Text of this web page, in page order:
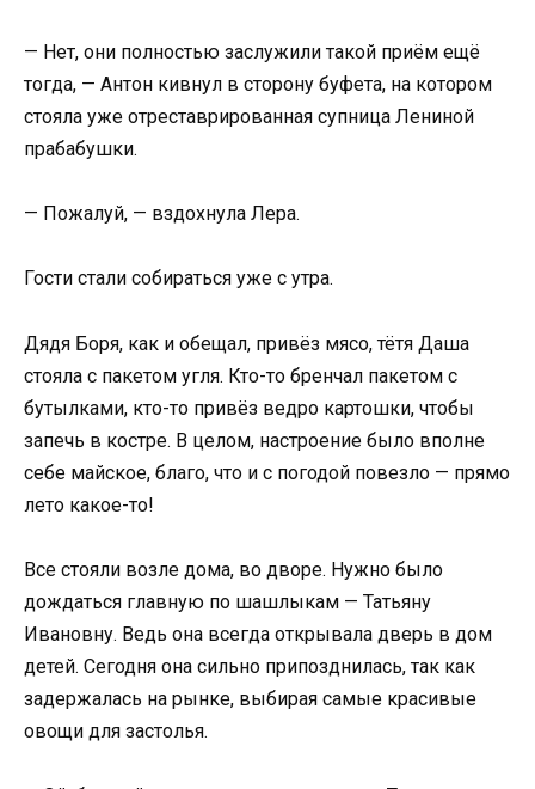
— Нет, они полностью заслужили такой приём ещё
тогда, — Антон кивнул в сторону буфета, на котором
стояла уже отреставрированная супница Лениной
прабабушки.
— Пожалуй, — вздохнула Лера.
Гости стали собираться уже с утра.
Дядя Боря, как и обещал, привёз мясо, тётя Даша
стояла с пакетом угля. Кто-то бренчал пакетом с
бутылками, кто-то привёз ведро картошки, чтобы
запечь в костре. В целом, настроение было вполне
себе майское, благо, что и с погодой повезло — прямо
лето какое-то!
Все стояли возле дома, во дворе. Нужно было
дождаться главную по шашлыкам — Татьяну
Ивановну. Ведь она всегда открывала дверь в дом
детей. Сегодня она сильно припозднилась, так как
задержалась на рынке, выбирая самые красивые
овощи для застолья.